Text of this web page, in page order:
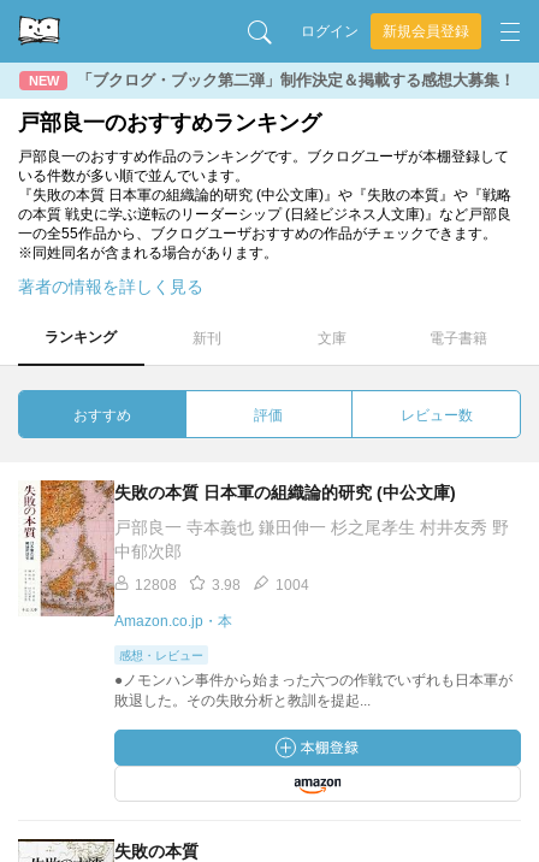
ログイン 新規会員登録
NEW 「ブクログ・ブック第二弾」制作決定＆掲載する感想大募集！
戸部良一のおすすめランキング
戸部良一のおすすめ作品のランキングです。ブクログユーザが本棚登録して
いる件数が多い順で並んでいます。
『失敗の本質 日本軍の組織論的研究 (中公文庫)』や『失敗の本質』や『戦略
の本質 戦史に学ぶ逆転のリーダーシップ (日経ビジネス人文庫)』など戸部良
一の全55作品から、ブクログユーザおすすめの作品がチェックできます。
※同姓同名が含まれる場合があります。
著者の情報を詳しく見る
ランキング 新刊 文庫 電子書籍
おすすめ 評価 レビュー数
失敗の本質 日本軍の組織論的研究 (中公文庫)
戸部良一 寺本義也 鎌田伸一 杉之尾孝生 村井友秀 野
中郁次郎
12808 3.98 1004
Amazon.co.jp・本
感想・レビュー
●ノモンハン事件から始まった六つの作戦でいずれも日本軍が
敗退した。その失敗分析と教訓を提起...
失敗の本質